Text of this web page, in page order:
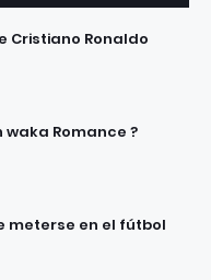
Cristiano Ronaldo
waka Romance ?
meterse en el fútbol